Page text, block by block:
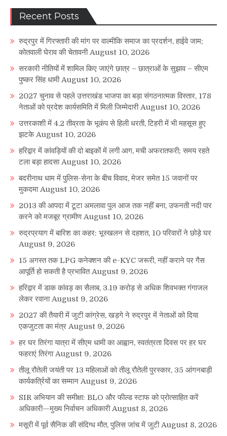
Recent Posts
रुद्रपुर में गिरफ्तारी की मांग पर वाल्मीकि समाज का प्रदर्शन, हाईवे जाम;
कोतवाली घेराव की चेतावनी August 10, 2026
सरकारी नीतियों में शामिल किए जाएंगे छात्र – छात्राओं के सुझाव – सीएम
पुष्कर सिंह धामी August 10, 2026
2027 चुनाव से पहले उत्तराखंड भाजपा का बड़ा संगठनात्मक विस्तार, 178
नेताओं को प्रदेश कार्यसमिति में मिली जिम्मेदारी August 10, 2026
उत्तरकाशी में 4.2 तीव्रता के भूकंप से हिली धरती, टिहरी में भी महसूस हुए
झटके August 10, 2026
हरिद्वार में कांवड़ियों की दो बाइकों में लगी आग, मची अफरातफरी; समय रहते
टला बड़ा हादसा August 10, 2026
बदरीनाथ धाम में पुलिस-सेना के बीच विवाद, मेजर समेत 15 जवानों पर
मुकदमा August 10, 2026
2013 की आपदा में टूटा अमलावा पुल आज तक नहीं बना, उफनती नदी पार
करने को मजबूर ग्रामीण August 10, 2026
रुद्रप्रयाग में बारिश का कहर: भूस्खलन से दहशत, 10 परिवारों ने छोड़े घर
August 9, 2026
15 अगस्त तक LPG कनेक्शन की e-KYC जरूरी, नहीं कराने पर गैस
आपूर्ति हो सकती है प्रभावित August 9, 2026
हरिद्वार में डाक कांवड़ का सैलाब, 3.19 करोड़ से अधिक शिवभक्त गंगाजल
लेकर रवाना August 9, 2026
2027 की तैयारी में जुटी कांग्रेस, खड़गे ने रुद्रपुर में नेताओं को दिया
एकजुटता का मंत्र August 9, 2026
हर घर तिरंगा यात्रा में सीएम धामी का आह्वान, स्वतंत्रता दिवस पर हर घर
फहराएं तिरंगा August 9, 2026
तीलू रौतेली जयंती पर 13 महिलाओं को तीलू रौतेली पुरस्कार, 35 आंगनबाड़ी
कार्यकर्त्रियों का सम्मान August 9, 2026
SIR अभियान की समीक्षा: BLO और फील्ड स्टाफ को प्रोत्साहित करें
अधिकारी—मुख्य निर्वाचन अधिकारी August 8, 2026
मसूरी में पूर्व सैनिक की संदिग्ध मौत, पुलिस जांच में जुटी August 8, 2026